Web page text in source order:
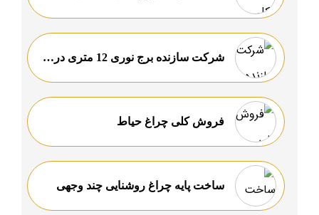
شرکت سازنده برج نوری 12 متری در اراک
فروش کلی چراغ حیاط
ساخت پایه چراغ روشنایی چند وجهی